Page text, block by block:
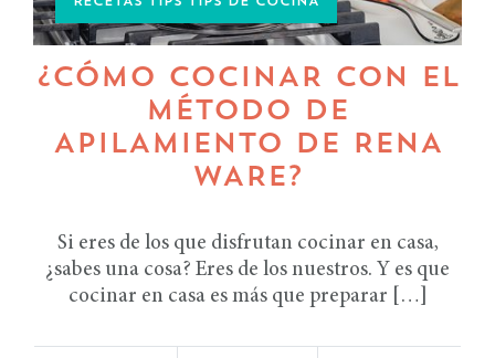
¿CÓMO COCINAR CON EL
MÉTODO DE
APILAMIENTO DE RENA
WARE?
Si eres de los que disfrutan cocinar en casa,
¿sabes una cosa? Eres de los nuestros. Y es que
cocinar en casa es más que preparar […]